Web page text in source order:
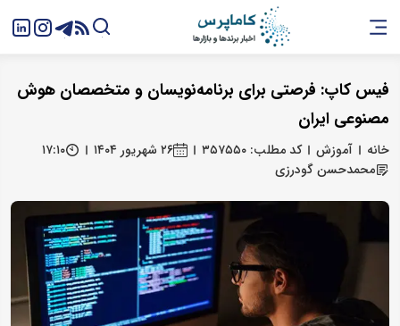
فیس کاپ: فرصتی برای برنامه‌نویسان و متخصصان هوش
مصنوعی ایران
خانه آموزش کد مطلب: ۳۵۷۵۵۰ ۲۶ شهریور ۱۴۰۴
۱۷:۱۰
محمدحسن گودرزی